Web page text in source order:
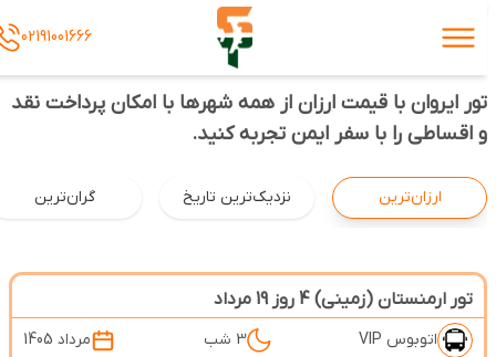
02191001666
تور ایروان با قیمت ارزان از همه شهرها با امکان پرداخت نقد
و اقساطی را با سفر ایمن تجربه کنید.
ارزان‌ترین نزدیک‌ترین تاریخ گران‌ترین
تور ارمنستان (زمینی) 4 روز 19 مرداد
اتوبوس VIP 3 شب مرداد 1405